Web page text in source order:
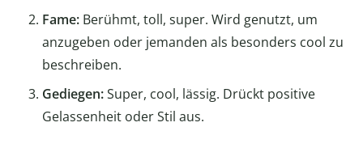
Fame: Berühmt, toll, super. Wird genutzt, um
anzugeben oder jemanden als besonders cool zu
beschreiben.
Gediegen:Super, cool, lässig. Drückt positive
Gelassenheit oder Stil aus.